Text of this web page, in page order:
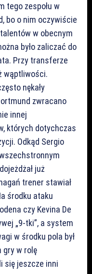
tego zespołu w
bo o nim oczywiście
w obecnym
było zaliczać do
Przy transferze
wąptliwości.
nękały
zwracano
innej
których dotychczas
Odkąd Sergio
już
trener stawiał
środku ataku
czy Kevina De
„9-tki”, a system
w środku pola był
gry w rolę
się jeszcze inni